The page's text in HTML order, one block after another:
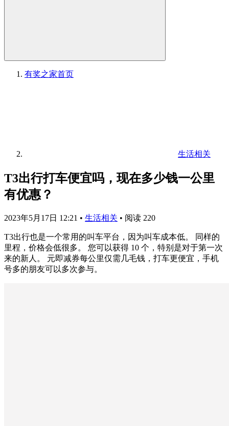
有奖之家首页
生活相关
T3出行打车便宜吗，现在多少钱一公里
有优惠？
2023年5月17日 12:21 • 生活相关 • 阅读 220
T3出行也是一个常用的叫车平台，因为叫车成本低。 同样的
里程，价格会低很多。 您可以获得 10 个，特别是对于第一次
来的新人。 元即减券每公里仅需几毛钱，打车更便宜，手机
号多的朋友可以多次参与。